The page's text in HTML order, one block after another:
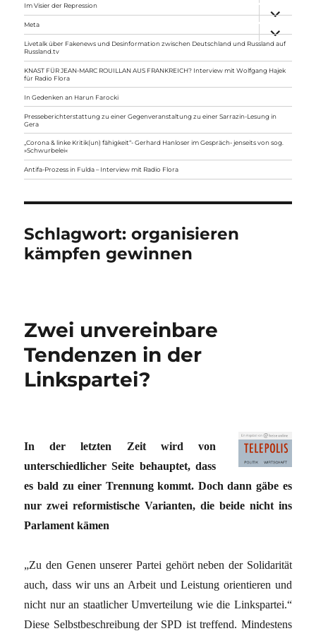
Im Visier der Repression
anzeigen
Meta
anzeigen
Livetalk über Fakenews und Desinformation zwischen Deutschland und Russland auf
Russland.tv
KNAST FÜR JEAN-MARC ROUILLAN AUS FRANKREICH? Interview mit Wolfgang Hajek
für Radio Flora
In Gedenken an Harun Farocki
Presseberichterstattung zu einer Gegenveranstaltung zu einer Sarrazin-Lesung in
Gera
„Corona & linke Kritik(un) fähigkeit“- Gerhard Hanloser im Gespräch- jenseits von sog.
»Schwurbelei«
Antifa-Prozess in Fulda – Interview mit Radio Flora
Schlagwort:organisieren
kämpfen gewinnen
Zwei unvereinbare
Tendenzen in der
Linkspartei?
In der letzten Zeit wird von
unterschiedlicher Seite behauptet, dass
es bald zu einer Trennung kommt. Doch dann gäbe es
nur zwei reformistische Varianten, die beide nicht ins
Parlament kämen
„Zu den Genen unserer Partei gehört neben der Solidarität
auch, dass wir uns an Arbeit und Leistung orientieren und
nicht nur an staatlicher Umverteilung wie die Linkspartei.“
Diese Selbstbeschreibung der SPD ist treffend. Mindestens